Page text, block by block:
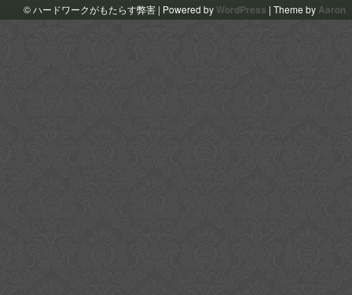
© ハードワークがもたらす弊害 | Powered byWordPress | Theme by Aaron